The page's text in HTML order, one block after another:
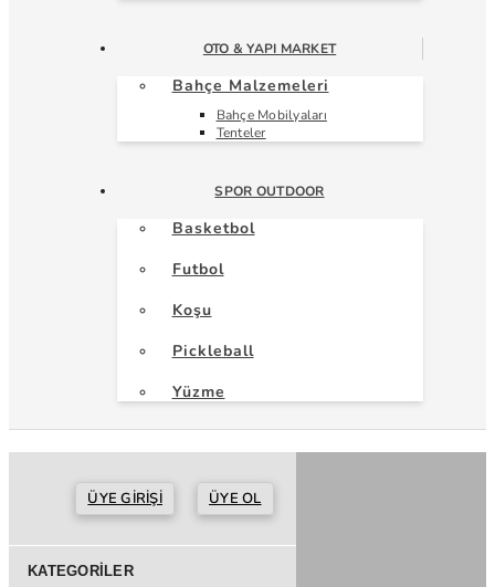
OTO & YAPI MARKET
Bahçe Malzemeleri
Bahçe Mobilyaları
Tenteler
SPOR OUTDOOR
Basketbol
Futbol
Koşu
Pickleball
Yüzme
ÜYE GIRIŞI ÜYE OL
KATEGORILER